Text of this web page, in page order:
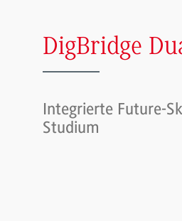
DigBridge
Integrierte Future-
Studium